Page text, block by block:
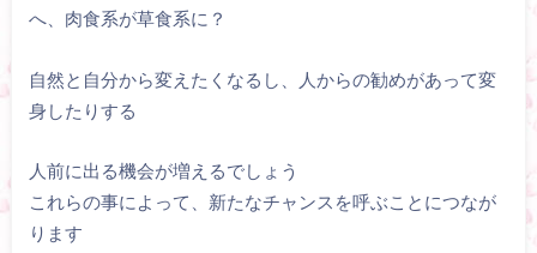
へ、肉食系が草食系に？
自然と自分から変えたくなるし、人からの勧めがあって変
身したりする
人前に出る機会が増えるでしょう
これらの事によって、新たなチャンスを呼ぶことにつなが
ります